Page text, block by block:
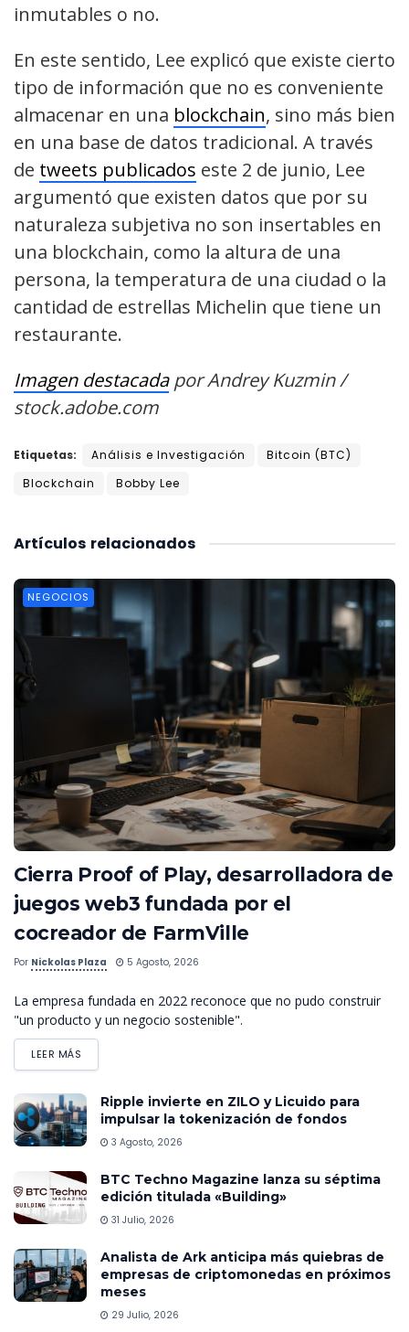
inmutables o no.
En este sentido, Lee explicó que existe cierto
tipo de información que no es conveniente
almacenar en una blockchain, sino más bien
en una base de datos tradicional. A través
de tweets publicados este 2 de junio, Lee
argumentó que existen datos que por su
naturaleza subjetiva no son insertables en
una blockchain, como la altura de una
persona, la temperatura de una ciudad o la
cantidad de estrellas Michelin que tiene un
restaurante.
Imagen destacadapor Andrey Kuzmin /
stock.adobe.com
Etiquetas: Análisis e Investigación
Bitcoin (BTC)
Blockchain
Bobby Lee
relacionados
Artículos
NEGOCIOS
Cierra Proof of Play, desarrolladora de
juegos web3 fundada por el
cocreador de FarmVille
Por Nickolas Plaza 5 Agosto, 2026
La empresa fundada en 2022 reconoce que no pudo construir
"un producto y un negocio sostenible".
LEER MÁS
Ripple invierte en ZILO y Licuido para
impulsar la tokenización de fondos
3 Agosto, 2026
BTC Techno Magazine lanza su séptima
edición titulada «Building»
31 Julio, 2026
Analista de Ark anticipa más quiebras de
empresas de criptomonedas en próximos
meses
29 Julio, 2026